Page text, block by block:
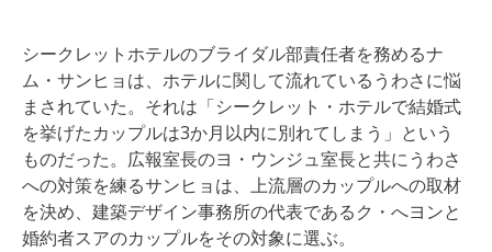
シークレットホテルのブライダル部責任者を務めるナ
ム・サンヒョは、ホテルに関して流れているうわさに悩
まされていた。それは「シークレット・ホテルで結婚式
を挙げたカップルは3か月以内に別れてしまう」という
ものだった。広報室長のヨ・ウンジュ室長と共にうわさ
への対策を練るサンヒョは、上流層のカップルへの取材
を決め、建築デザイン事務所の代表であるク・へヨンと
婚約者スアのカップルをその対象に選ぶ。